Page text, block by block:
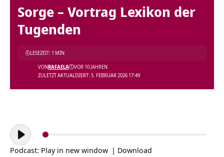
Sorge – Vortrag Lexikon der
Tugenden
ZULETZT AKTUALISIERT: 5. FEBRUAR 2026 17:49
VONRAFAELA VOR 10 JAHREN
LESEZEIT: 1 MIN
Audio-
Player
Podcast: Play in new window | Download